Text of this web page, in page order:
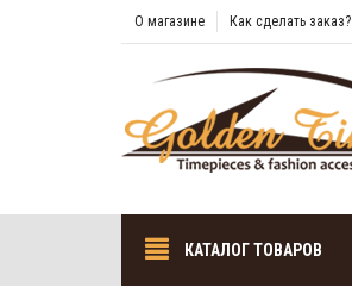
О магазине Как сделать заказ?
КАТАЛОГ ТОВАРОВ